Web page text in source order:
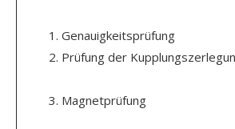
1. Genauigkeitsprüfung
2. Prüfung der
3. Magnetprüfung